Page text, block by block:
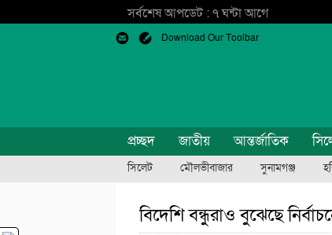
সর্বশেষ আপডেট : ৭ ঘন্টা আগে
Download Our Toolbar
প্রচ্ছদ জাতীয় আন্তর্জাতিক
সিলেট মৌলভীবাজার সুনামগঞ্জ
বিদেশি বন্ধুরাও বুঝেছে